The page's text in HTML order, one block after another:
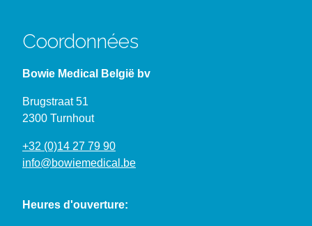
Coordonnées
Bowie Medical België bv
Brugstraat 51
2300 Turnhout
+32 (0)14 27 79 90
info@bowiemedical.be
Heures d'ouverture: